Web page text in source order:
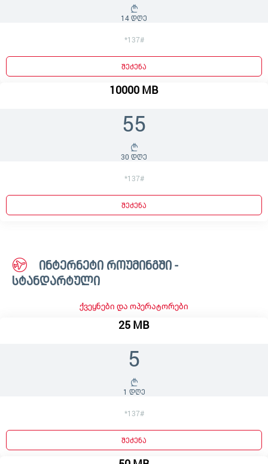
14 დღე
*137#
შეძენა
10000 MB
55
30 დღე
*137#
შეძენა
ინტერნეტი როუმინგში -
სტანდარტული
ქვეყნები და ოპერატორები
25 MB
5
1 დღე
*137#
შეძენა